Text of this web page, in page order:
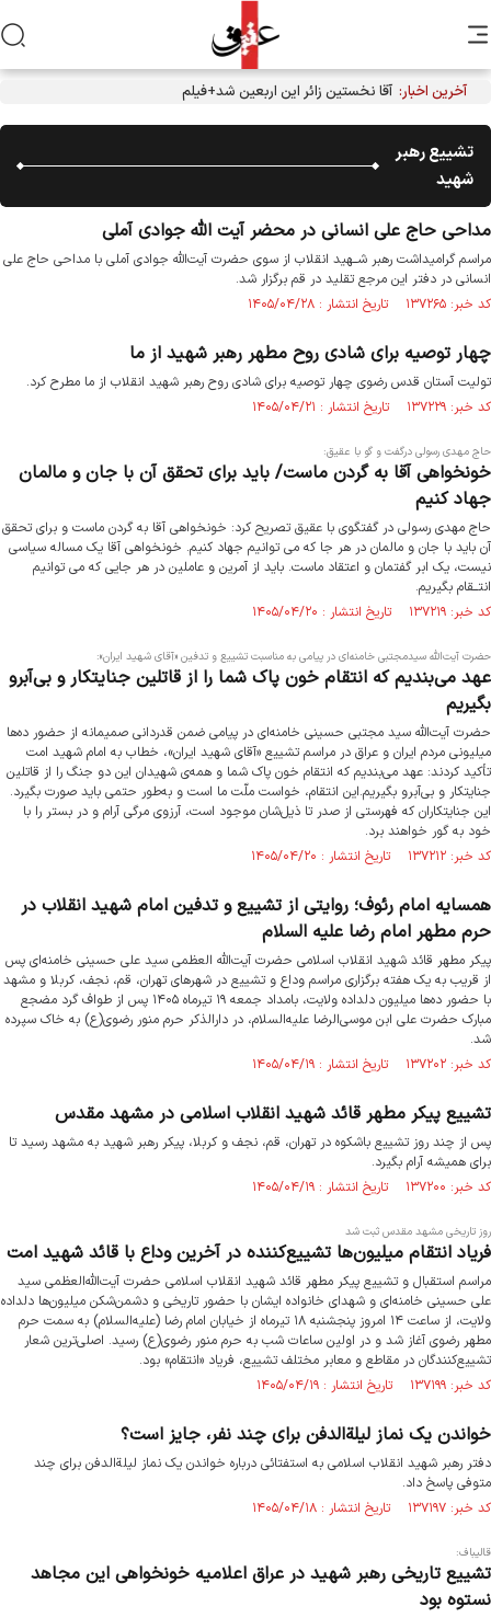
آخرین اخبار: آقا نخستین زائر این اربعین شد+فیلم
تشییع رهبر
شهید
مداحی حاج علی انسانی در محضر آیت الله جوادی آملی
مراسم گرامیداشت رهبر شــهید انقلاب از سوی حضرت آیت‌الله جوادی آملی با مداحی حاج علی
انسانی در دفتر این مرجع تقلید در قم برگزار شد.
کد خبر: ۱۳۷۲۶۵ تاریخ انتشار : ۱۴۰۵/۰۴/۲۸
چهار توصیه برای شادی روح مطهر رهبر شهید از ما
تولیت آستان قدس رضوی چهار توصیه برای شادی روح رهبر شهید انقلاب از ما مطرح کرد.
کد خبر: ۱۳۷۲۲۹ تاریخ انتشار : ۱۴۰۵/۰۴/۲۱
حاج مهدی رسولی درگفت و گو با عقیق:
خونخواهی آقا به گردن ماست/ باید برای تحقق آن با جان و مالمان
جهاد کنیم
حاج مهدی رسولی در گفتگوی با عقیق تصریح کرد: خونخواهی آقا به گردن ماست و برای تحقق
آن باید با جان و مالمان در هر جا که می توانیم جهاد کنیم. خونخواهی آقا یک مساله سیاسی
نیست، یک ابر گفتمان و اعتقاد ماست. باید از آمرین و عاملین در هر جایی که می توانیم
انتــقام بگیریم.
کد خبر: ۱۳۷۲۱۹ تاریخ انتشار : ۱۴۰۵/۰۴/۲۰
حضرت آیت‌الله سیدمجتبی خامنه‌ای در پیامی به‌ مناسبت تشییع و تدفین «آقای شهید ایران»:
عهد می‌بندیم که انتقام خون پاک شما را از قاتلین جنایتکار و بی‌آبرو
بگیریم
حضرت آیت‌الله سید مجتبی حسینی خامنه‌ای در پیامی ضمن قدردانی صمیمانه از حضور ده‌ها
میلیونی مردم ایران و عراق در مراسم تشییع «آقای شهید ایران»، خطاب به امام شهید امت
تأکید کردند: عهد می‌بندیم که انتقام خون پاک شما و همه‌‌ی شهیدان این دو جنگ را از قاتلین
جنایتکار و بی‌آبرو بگیریم.این انتقام، خواست ملّت ما است و به‌طور حتمی باید صورت بگیرد.
این جنایتکاران که فهرستی از صدر تا ذیل‌شان موجود است، آرزوی مرگی آرام و در بستر را با
خود به گور خواهند برد.
کد خبر: ۱۳۷۲۱۲ تاریخ انتشار : ۱۴۰۵/۰۴/۲۰
همسایه امام رئوف؛ روایتی از تشییع و تدفین امام شهید انقلاب در
حرم مطهر امام رضا علیه السلام
پیکر مطهر قائد شهید انقلاب اسلامی حضرت آیت‌الله العظمی سید علی حسینی خامنه‌ای پس
از قریب به یک هفته برگزاری مراسم وداع و تشییع در شهرهای تهران، قم، نجف، کربلا و مشهد
با حضور ده‌ها میلیون دلداده ولایت، بامداد جمعه ۱۹ تیرماه ۱۴۰۵ پس از طواف گرد مضجع
مبارک حضرت علی‌ ابن موسی‌الرضا علیه‌السلام، در دارالذکر حرم منور رضوی(ع) به خاک سپرده
شد.
کد خبر: ۱۳۷۲۰۲ تاریخ انتشار : ۱۴۰۵/۰۴/۱۹
تشییع پیکر مطهر قائد شهید انقلاب اسلامی در مشهد مقدس
پس از چند روز تشییع باشکوه در تهران، قم، نجف و کربلا، پیکر رهبر شهید ‌به مشهد رسید تا
برای همیشه آرام بگیرد.
کد خبر: ۱۳۷۲۰۰ تاریخ انتشار : ۱۴۰۵/۰۴/۱۹
روز تاریخی مشهد مقدس ثبت شد
فریاد انتقام میلیون‌ها تشییع‌کننده در آخرین وداع با قائد شهید امت
مراسم استقبال و تشییع پیکر مطهر قائد شهید انقلاب اسلامی حضرت آیت‌الله‌العظمی سید
علی حسینی خامنه‌ای و شهدای خانواده ایشان با حضور تاریخی و دشمن‌شکن میلیون‌ها دلداده
ولایت، از ساعت ۱۴ امروز پنجشنبه ۱۸ تیرماه از خیابان امام رضا (علیه‌السلام) به سمت حرم
مطهر رضوی آغاز شد و در اولین ساعات شب به حرم منور رضوی(ع) رسید. اصلی‌ترین شعار
تشییع‌کنندگان در مقاطع و معابر مختلف تشییع، فریاد «انتقام» بود.
کد خبر: ۱۳۷۱۹۹ تاریخ انتشار : ۱۴۰۵/۰۴/۱۹
خواندن یک نماز لیلة‌الدفن برای چند نفر، جایز است؟
دفتر رهبر شهید انقلاب اسلامی به استفتائی درباره خواندن یک نماز لیلة‌الدفن برای چند
متوفی پاسخ داد.
کد خبر: ۱۳۷۱۹۷ تاریخ انتشار : ۱۴۰۵/۰۴/۱۸
قالیباف:
تشییع تاریخی رهبر شهید در عراق اعلامیه خونخواهی این مجاهد
نستوه بود